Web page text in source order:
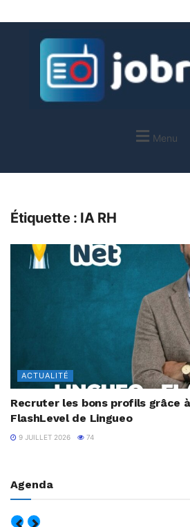
Menu
Étiquette : IA RH
ACTUALITÉ
Recruter les bons profils grâce à
FlashLevel de Lingueo
9 JUILLET 2026 74
Agenda